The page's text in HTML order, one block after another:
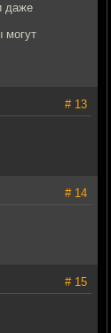
даже
могут
# 13
# 14
# 15